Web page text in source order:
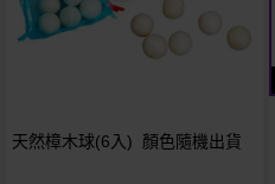
天然樟木球(6入) 顏色隨機出貨